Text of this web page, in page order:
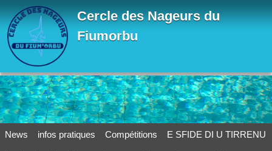
Cercle des Nageurs du
Fiumorbu
News infos pratiques Compétitions E SFIDE DI U TIRRENU
Panneau de gestion des cookies